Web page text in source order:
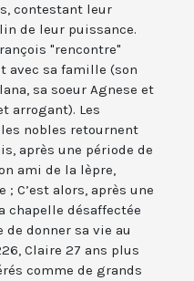
contestant leur
de leur puissance.
"rencontre"
avec sa famille (son
sa soeur Agnese et
arrogant). Les
nobles retournent
après une période de
ami de la lèpre,
C’est alors, après une
chapelle désaffectée
de donner sa vie au
Claire 27 ans plus
comme de grands